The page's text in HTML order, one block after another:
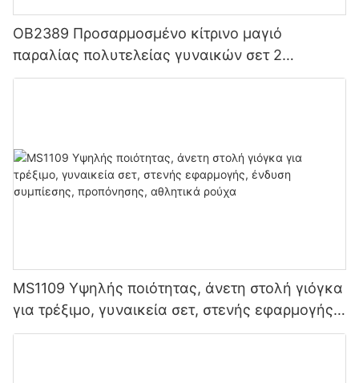
OB2389 Προσαρμοσμένο κίτρινο μαγιό
παραλίας πολυτελείας γυναικών σετ 2
τεμαχίων μπικίνι παραλίας για γυναίκες
MS1109 Υψηλής ποιότητας, άνετη στολή γιόγκα
για τρέξιμο, γυναικεία σετ, στενής εφαρμογής,
ένδυση συμπίεσης, προπόνησης, αθλητικά